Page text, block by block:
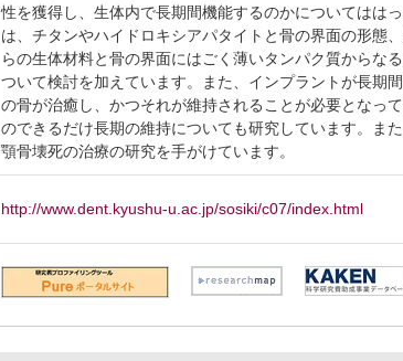
性を獲得し、生体内で長期間機能するのかについてはは
は、チタンやハイドロキシアパタイトと骨の界面の形態
らの生体材料と骨の界面にはごく薄いタンパク質からな
ついて検討を加えています。また、インプラントが長期
の骨が治癒し、かつそれが維持されることが必要となっ
のできるだけ長期の維持についても研究しています。ま
顎骨壊死の治療の研究を手がけています。
http://www.dent.kyushu-u.ac.jp/sosiki/c07/index.html